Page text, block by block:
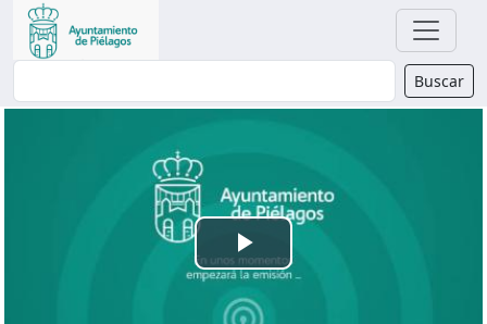
Buscador Buscar
Reproducir
Vídeo